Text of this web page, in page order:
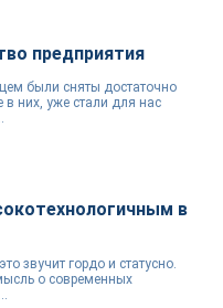
предприятия
были сняты достаточно
в них, уже стали для нас
в
звучит гордо и статусно.
о современных